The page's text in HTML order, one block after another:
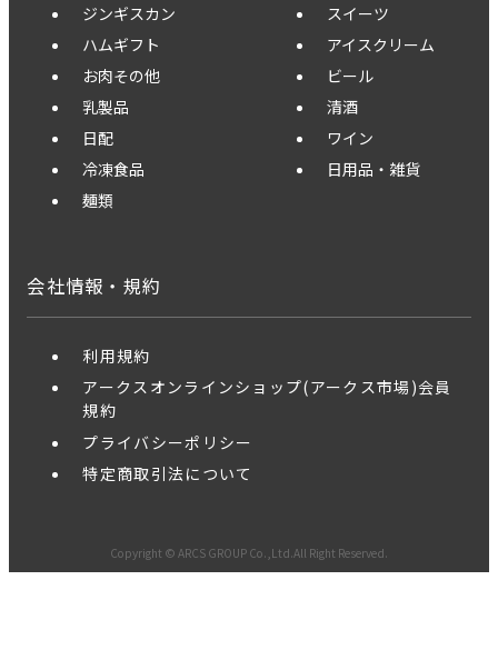
ジンギスカン
ハムギフト
お肉その他
乳製品
日配
冷凍食品
麺類
スイーツ
アイスクリーム
ビール
清酒
ワイン
日用品・雑貨
会社情報・規約
利用規約
アークスオンラインショップ(アークス市場)会員
規約
プライバシーポリシー
特定商取引法について
Copyright © ARCS GROUP Co.,Ltd.All Right Reserved.